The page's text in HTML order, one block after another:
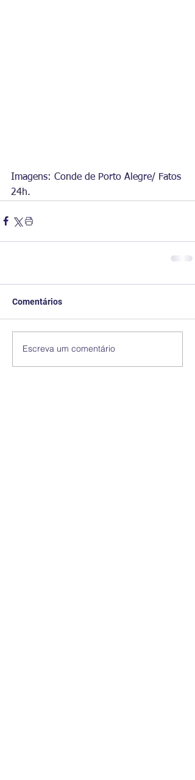
Imagens: Conde de Porto Alegre/ Fatos
24h.
Comentários
Escreva um comentário